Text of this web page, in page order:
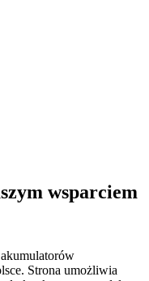
wsparciem
Strona umożliwia